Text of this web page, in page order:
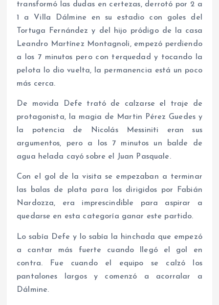
transformó las dudas en certezas, derrotó por 2 a
1 a Villa Dálmine en su estadio con goles del
Tortuga Fernández y del hijo pródigo de la casa
Leandro Martínez Montagnoli, empezó perdiendo
a los 7 minutos pero con terquedad y tocando la
pelota lo dio vuelta, la permanencia está un poco
más cerca.
De movida Defe trató de calzarse el traje de
protagonista, la magia de Martin Pérez Guedes y
la potencia de Nicolás Messiniti eran sus
argumentos, pero a los 7 minutos un balde de
agua helada cayó sobre el Juan Pasquale.
Con el gol de la visita se empezaban a terminar
las balas de plata para los dirigidos por Fabián
Nardozza, era imprescindible para aspirar a
quedarse en esta categoría ganar este partido.
Lo sabía Defe y lo sabía la hinchada que empezó
a cantar más fuerte cuando llegó el gol en
contra. Fue cuando el equipo se calzó los
pantalones largos y comenzó a acorralar a
Dálmine.